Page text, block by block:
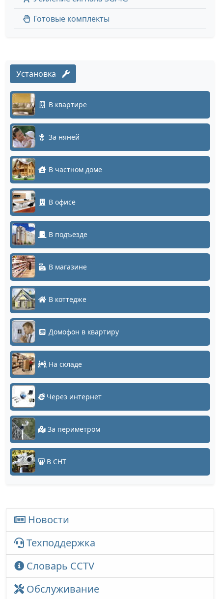
Готовые комплекты
Установка
В квартире
За няней
В частном доме
В офисе
В подъезде
В магазине
В коттедже
Домофон в квартиру
На складе
Через интернет
За периметром
В СНТ
Новости
Техподдержка
Словарь CCTV
Обслуживание